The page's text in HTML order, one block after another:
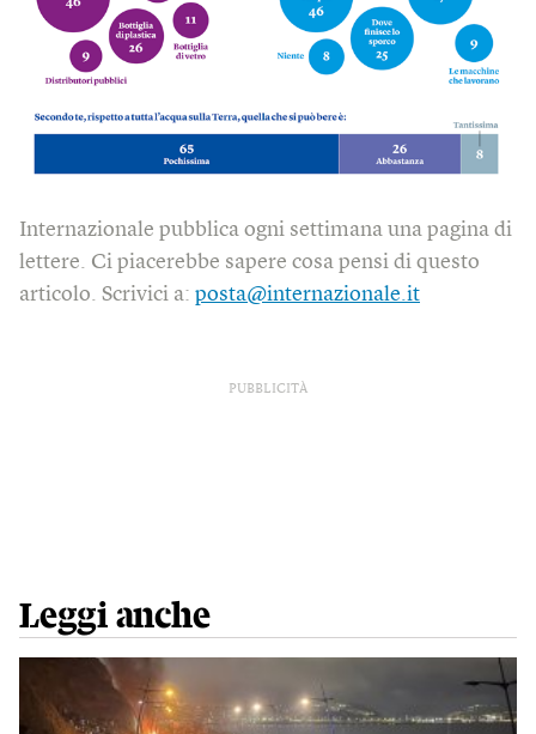
Internazionale pubblica ogni settimana una pagina di
lettere. Ci piacerebbe sapere cosa pensi di questo
articolo. Scrivici a: posta@internazionale.it
PUBBLICITÀ
Leggi anche